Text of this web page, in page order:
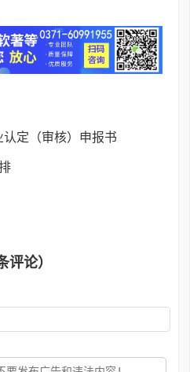
定（审核）申报书
评论）